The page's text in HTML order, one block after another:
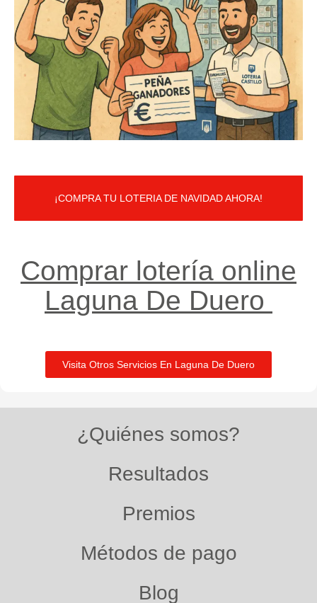
¡COMPRA TU LOTERIA DE NAVIDAD AHORA!
Comprar lotería online
Laguna De Duero ​
Visita Otros Servicios En Laguna De Duero
¿Quiénes somos?
Resultados
Premios
Métodos de pago
Blog